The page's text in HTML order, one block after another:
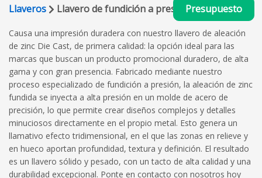
Llaveros Llavero de fundición a presiónPresupuesto
Causa una impresión duradera con nuestro llavero de aleación
de zinc Die Cast, de primera calidad: la opción ideal para las
marcas que buscan un producto promocional duradero, de alta
gama y con gran presencia. Fabricado mediante nuestro
proceso especializado de fundición a presión, la aleación de zinc
fundida se inyecta a alta presión en un molde de acero de
precisión, lo que permite crear diseños complejos y detalles
minuciosos directamente en el propio metal. Esto genera un
llamativo efecto tridimensional, en el que las zonas en relieve y
en hueco aportan profundidad, textura y definición. El resultado
es un llavero sólido y pesado, con un tacto de alta calidad y una
durabilidad excepcional. Ponte en contacto con nosotros hoy